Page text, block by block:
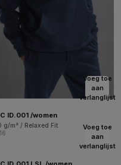
Voeg toe
aan
verlanglijst
ID.001 /women
g/m² / Relaxed Fit
Voeg toe
aan
verlanglijst